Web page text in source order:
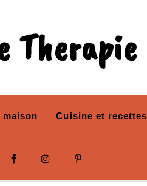
Therapie
maison Cuisine et recettes